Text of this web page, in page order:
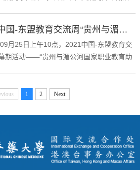
。此次论坛...
2021中国-东盟教育交流周“贵州与湄公河国家职业教育助力乡村振兴研讨会”隆重召开
月25日上午10点，2021中国-东盟教育交
期活动——“贵州与湄公河国家职业教育助
州省教育厅主...
1 2 Next